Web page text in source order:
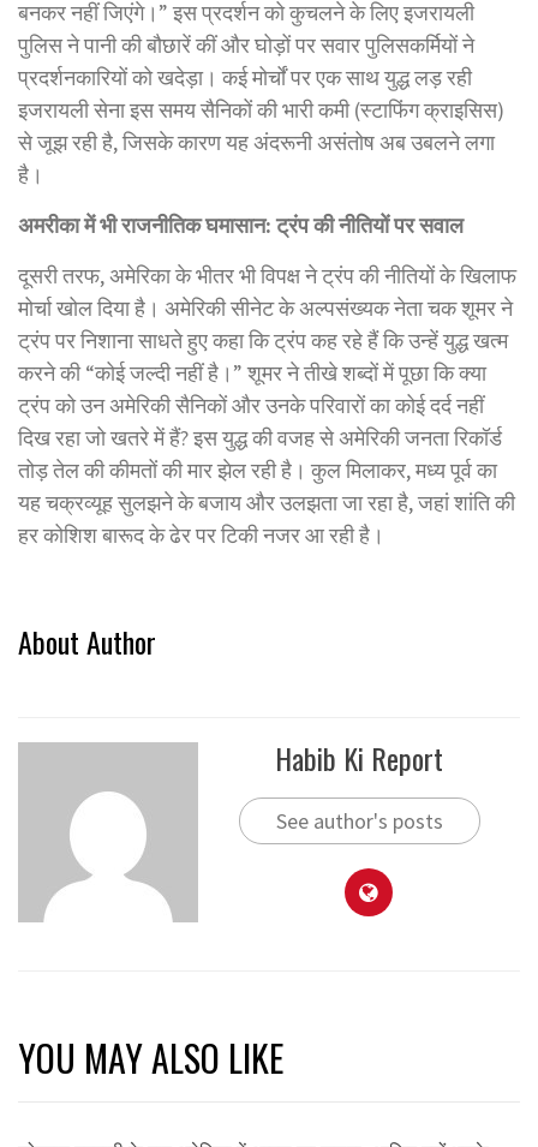
बनकर नहीं जिएंगे।” इस प्रदर्शन को कुचलने के लिए इजरायली
पुलिस ने पानी की बौछारें कीं और घोड़ों पर सवार पुलिसकर्मियों ने
प्रदर्शनकारियों को खदेड़ा। कई मोर्चों पर एक साथ युद्ध लड़ रही
इजरायली सेना इस समय सैनिकों की भारी कमी (स्टाफिंग क्राइसिस)
से जूझ रही है, जिसके कारण यह अंदरूनी असंतोष अब उबलने लगा
है।
अमरीका में भी राजनीतिक घमासान: ट्रंप की नीतियों पर सवाल
दूसरी तरफ, अमेरिका के भीतर भी विपक्ष ने ट्रंप की नीतियों के खिलाफ
मोर्चा खोल दिया है। अमेरिकी सीनेट के अल्पसंख्यक नेता चक शूमर ने
ट्रंप पर निशाना साधते हुए कहा कि ट्रंप कह रहे हैं कि उन्हें युद्ध खत्म
करने की “कोई जल्दी नहीं है।” शूमर ने तीखे शब्दों में पूछा कि क्या
ट्रंप को उन अमेरिकी सैनिकों और उनके परिवारों का कोई दर्द नहीं
दिख रहा जो खतरे में हैं? इस युद्ध की वजह से अमेरिकी जनता रिकॉर्ड
तोड़ तेल की कीमतों की मार झेल रही है। कुल मिलाकर, मध्य पूर्व का
यह चक्रव्यूह सुलझने के बजाय और उलझता जा रहा है, जहां शांति की
हर कोशिश बारूद के ढेर पर टिकी नजर आ रही है।
About Author
Habib Ki Report
See author's posts
YOU MAY ALSO LIKE